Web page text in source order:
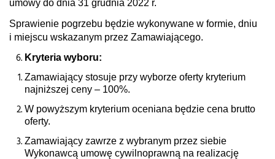
umowy do dnia 31 grudnia 2022 r.
Sprawienie pogrzebu będzie wykonywane w formie, dniu
i miejscu wskazanym przez Zamawiającego.
Kryteria wyboru:
Zamawiający stosuje przy wyborze oferty kryterium
najniższej ceny – 100%.
W powyższym kryterium oceniana będzie cena brutto
oferty.
Zamawiający zawrze z wybranym przez siebie
Wykonawcą umowę cywilnoprawną na realizację